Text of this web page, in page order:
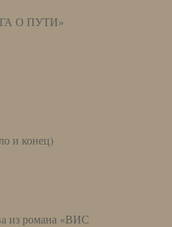
О ПУТИ»
и конец)
из романа «ВИС